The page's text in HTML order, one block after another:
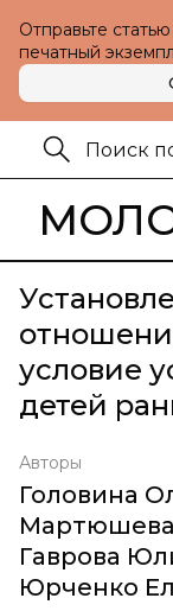
Отправьте
печатный
условие
детей
Авторы
Головина
Гаврова
Юрченко